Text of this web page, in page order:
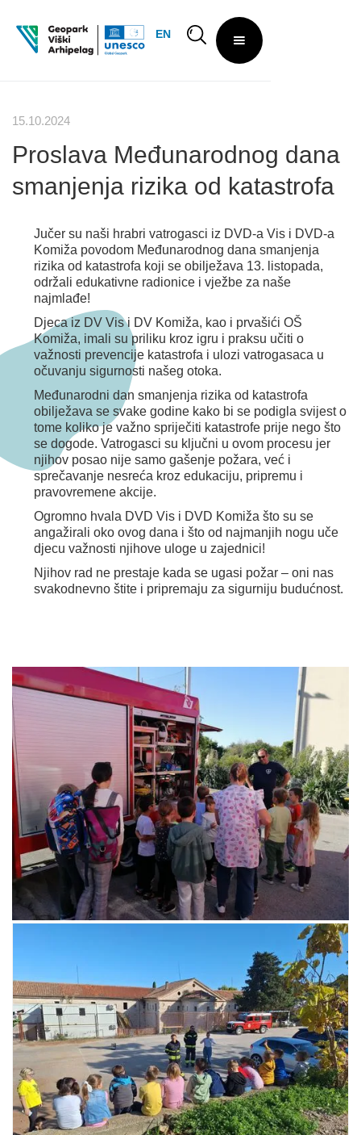
EN
15.10.2024
Proslava Međunarodnog dana
smanjenja rizika od katastrofa
Jučer su naši hrabri vatrogasci iz DVD-a Vis i DVD-a
Komiža povodom Međunarodnog dana smanjenja
rizika od katastrofa koji se obilježava 13. listopada,
održali edukativne radionice i vježbe za naše
najmlađe!
Djeca iz DV Vis i DV Komiža, kao i prvašići OŠ
Komiža, imali su priliku kroz igru i praksu učiti o
važnosti prevencije katastrofa i ulozi vatrogasaca u
očuvanju sigurnosti našeg otoka.
Međunarodni dan smanjenja rizika od katastrofa
obilježava se svake godine kako bi se podigla svijest o
tome koliko je važno spriječiti katastrofe prije nego što
se dogode. Vatrogasci su ključni u ovom procesu jer
njihov posao nije samo gašenje požara, već i
sprečavanje nesreća kroz edukaciju, pripremu i
pravovremene akcije.
Ogromno hvala DVD Vis i DVD Komiža što su se
angažirali oko ovog dana i što od najmanjih nogu uče
djecu važnosti njihove uloge u zajednici!
Njihov rad ne prestaje kada se ugasi požar – oni nas
svakodnevno štite i pripremaju za sigurniju budućnost.